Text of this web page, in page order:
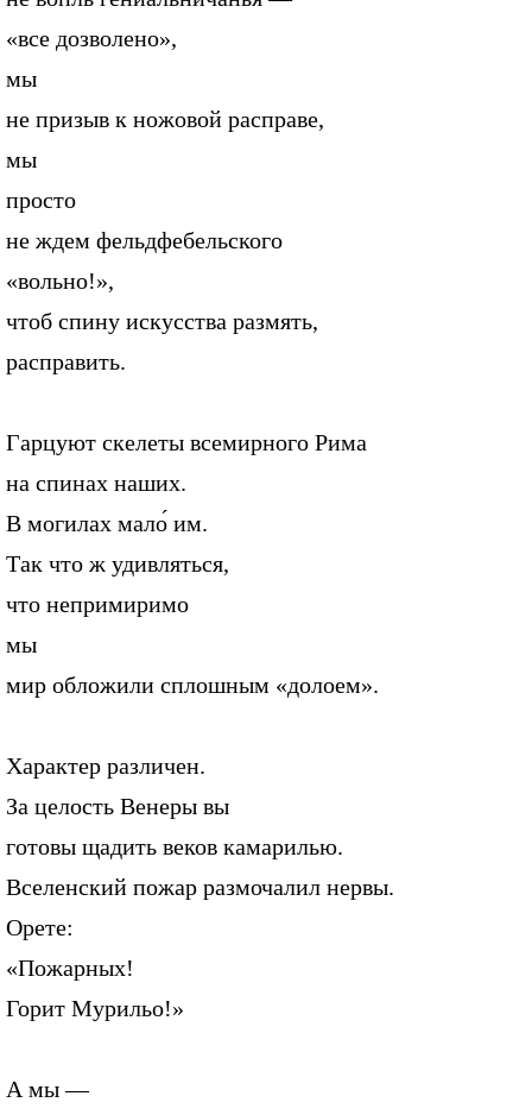
«все дозволено»,
мы
не призыв к ножовой расправе,
мы
просто
не ждем фельдфебельского
«вольно!»,
чтоб спину искусства размять,
расправить.
Гарцуют скелеты всемирного Рима
на спинах наших.
В могилах мало́ им.
Так что ж удивляться,
что непримиримо
мы
мир обложили сплошным «долоем».
Характер различен.
За целость Венеры вы
готовы щадить веков камарилью.
Вселенский пожар размочалил нервы.
Орете:
«Пожарных!
Горит Мурильо!»
А мы —